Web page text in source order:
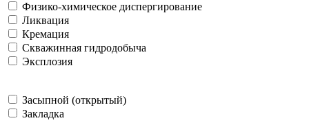
Физико-химическое диспергирование
Ликвация
Кремация
Скважинная гидродобыча
Эксплозия
Засыпной (открытый)
Закладка